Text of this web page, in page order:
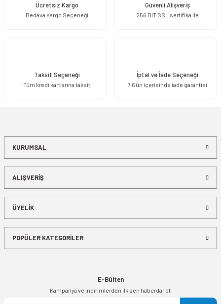
Ücretsiz Kargo
Bedava Kargo Seçeneği
Güvenli Alışveriş
256 BIT SSL sertifika ile
Taksit Seçeneği
Tüm kredi kartlarına taksit
İptal ve İade Seçeneği
7 Gün içerisinde iade garantisi
KURUMSAL
ALIŞVERİŞ
ÜYELİK
POPÜLER KATEGORİLER
E-Bülten
Kampanya ve indirimlerden ilk sen haberdar ol!